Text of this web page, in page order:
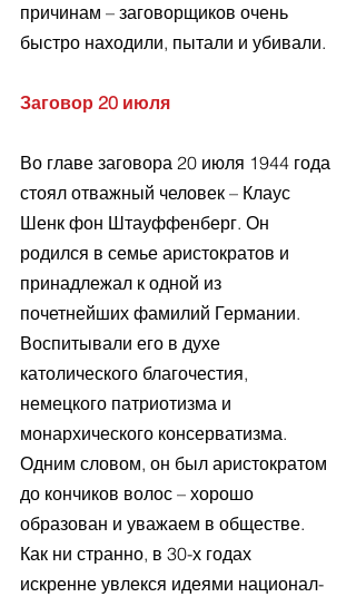
причинам – заговорщиков очень
быстро находили, пытали и убивали.
Заговор 20 июля
Во главе заговора 20 июля 1944 года
стоял отважный человек – Клаус
Шенк фон Штауффенберг. Он
родился в семье аристократов и
принадлежал к одной из
почетнейших фамилий Германии.
Воспитывали его в духе
католического благочестия,
немецкого патриотизма и
монархического консерватизма.
Одним словом, он был аристократом
до кончиков волос – хорошо
образован и уважаем в обществе.
Как ни странно, в 30-х годах
искренне увлекся идеями национал-